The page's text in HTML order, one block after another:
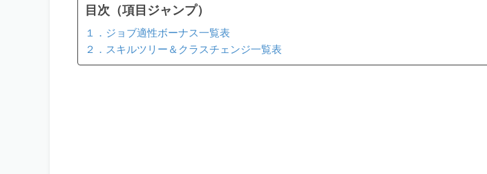
目次（項目ジャンプ）
１．ジョブ適性ボーナス一覧表
２．スキルツリー＆クラスチェンジ一覧表